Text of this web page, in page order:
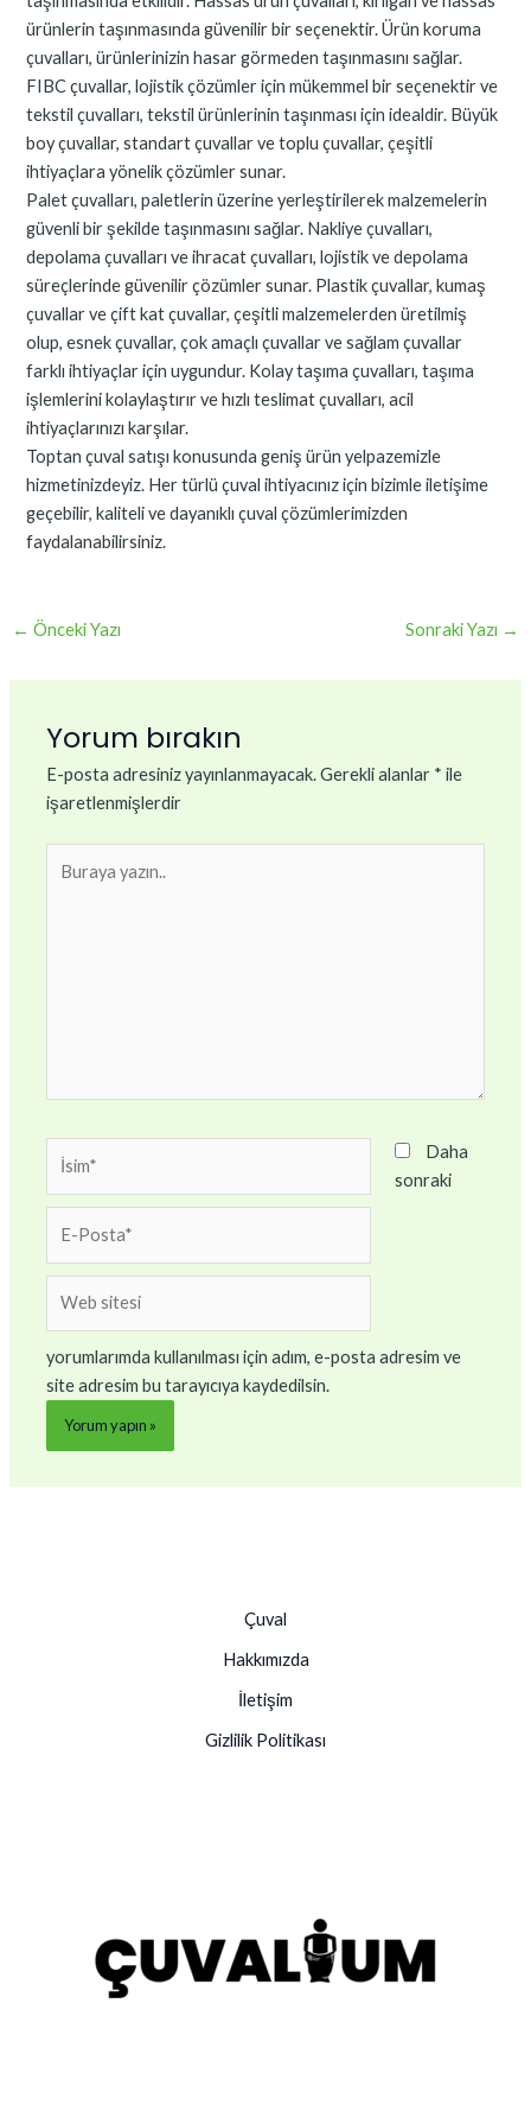
ürünlerin taşınmasında güvenilir bir seçenektir. Ürün koruma
çuvalları, ürünlerinizin hasar görmeden taşınmasını sağlar.
FIBC çuvallar, lojistik çözümler için mükemmel bir seçenektir ve
tekstil çuvalları, tekstil ürünlerinin taşınması için idealdir. Büyük
boy çuvallar, standart çuvallar ve toplu çuvallar, çeşitli
ihtiyaçlara yönelik çözümler sunar.
Palet çuvalları, paletlerin üzerine yerleştirilerek malzemelerin
güvenli bir şekilde taşınmasını sağlar. Nakliye çuvalları,
depolama çuvalları ve ihracat çuvalları, lojistik ve depolama
süreçlerinde güvenilir çözümler sunar. Plastik çuvallar, kumaş
çuvallar ve çift kat çuvallar, çeşitli malzemelerden üretilmiş
olup, esnek çuvallar, çok amaçlı çuvallar ve sağlam çuvallar
farklı ihtiyaçlar için uygundur. Kolay taşıma çuvalları, taşıma
işlemlerini kolaylaştırır ve hızlı teslimat çuvalları, acil
ihtiyaçlarınızı karşılar.
Toptan çuval satışı konusunda geniş ürün yelpazemizle
hizmetinizdeyiz. Her türlü çuval ihtiyacınız için bizimle iletişime
geçebilir, kaliteli ve dayanıklı çuval çözümlerimizden
faydalanabilirsiniz.
← Önceki Yazı Sonraki Yazı →
Yorum bırakın
E-posta adresiniz yayınlanmayacak.Gerekli alanlar * ile
işaretlenmişlerdir
yazın..
Posta*
Daha
sonraki
yorumlarımda kullanılması için adım, e-posta adresim ve
site adresim bu tarayıcıya kaydedilsin.
Çuval
Hakkımızda
İletişim
Gizlilik Politikası